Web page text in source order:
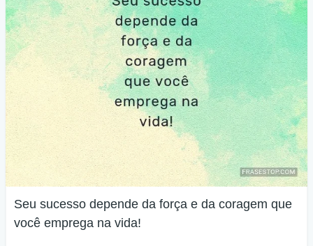
Seu sucesso depende da força e da coragem que
você emprega na vida!